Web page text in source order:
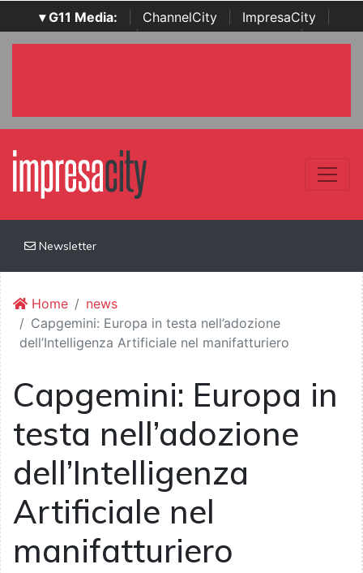
▾ G11 Media: ChannelCity ImpresaCity
SecurityOpenLab | Italian Channel Awards | Italian
Newsletter
Home
news
Capgemini: Europa in testa nell’adozione
dell’Intelligenza Artificiale nel manifatturiero
Capgemini: Europa in
testa nell’adozione
dell’Intelligenza
Artificiale nel
manifatturiero